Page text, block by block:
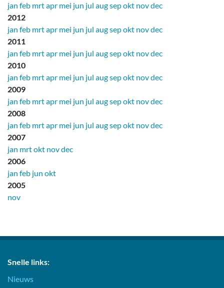
jan feb mrtapr mei jun jul augsepokt novdec
2012
jan feb mrtapr mei jun jul augsepokt novdec
2011
jan feb mrtapr mei jun jul augsepokt novdec
2010
jan feb mrtapr mei jun jul augsepokt novdec
2009
jan feb mrtapr mei jun jul augsepokt novdec
2008
jan feb mrtapr mei jun jul augsepokt novdec
2007
jan mrtokt novdec
2006
jan feb jun okt
2005
nov
Snelle links:
Nieuws